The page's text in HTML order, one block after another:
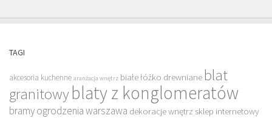
TAGI
akcesoria kuchenne aranżacja wnętrz białe łóżko drewniane blat
granitowyblaty z konglomeratów
bramy ogrodzenia warszawa dekoracje wnętrz sklep internetowy